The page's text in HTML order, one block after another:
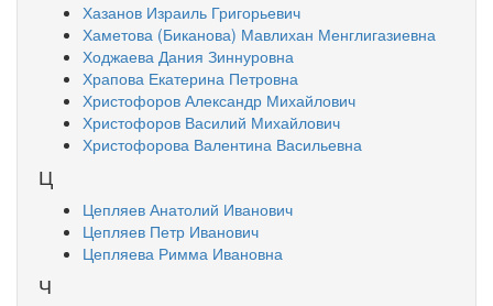
Хазанов Израиль Григорьевич
Хаметова (Биканова) Мавлихан Менглигазиевна
Ходжаева Дания Зиннуровна
Храпова Екатерина Петровна
Христофоров Александр Михайлович
Христофоров Василий Михайлович
Христофорова Валентина Васильевна
Ц
Цепляев Анатолий Иванович
Цепляев Петр Иванович
Цепляева Римма Ивановна
Ч